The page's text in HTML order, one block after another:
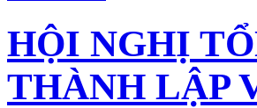
HỘI NGHỊ
THÀNH LẬP